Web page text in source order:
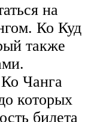
на
Ко Куд
также
Чанга
которых
билета